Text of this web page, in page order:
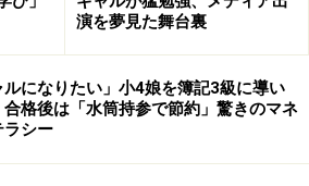
、子どもにとっては一度の失敗が
います。
のがんばりを評価するよう心がけ
の失敗が子どもの大きな心の傷に
イミングをみて「あの時は残念だ
演を夢見た舞台裏
ルになりたい」小4娘を簿記3級に導い
合格後は「水筒持参で節約」驚きのマネ
ラシー